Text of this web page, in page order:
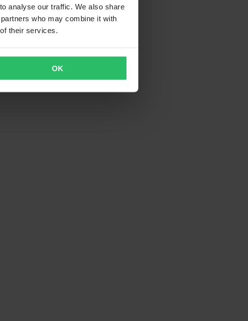
analyse our traffic. We also share
who may combine it with
their services.
OK